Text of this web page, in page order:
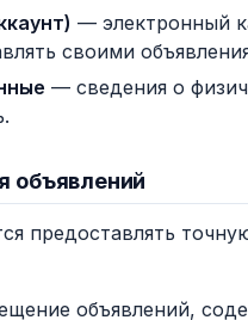
— электронный
своими
— сведения о
объявлений
предоставлять
объявлений,